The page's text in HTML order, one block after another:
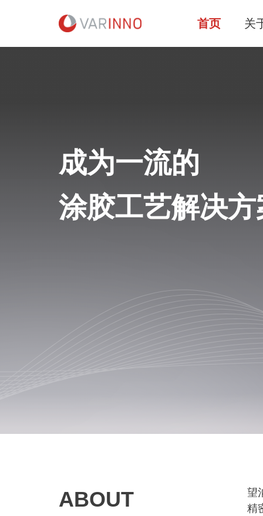
首页 关
成为一流的
涂胶工艺解决
ABOUT
望
精